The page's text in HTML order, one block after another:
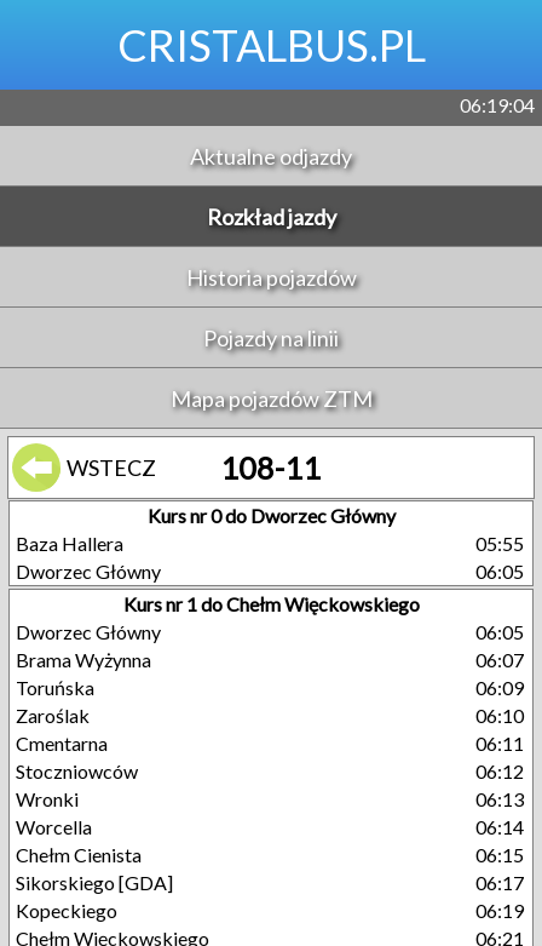
CRISTALBUS.PL
06:19:04
Aktualne odjazdy
Rozkład jazdy
Historia pojazdów
Pojazdy na linii
Mapa pojazdów ZTM
WSTECZ 108-11
Kurs nr 0 do Dworzec Główny
Baza Hallera
05:55
Dworzec Główny
06:05
Kurs nr 1 do Chełm Więckowskiego
Dworzec Główny
06:05
Brama Wyżynna
06:07
Toruńska
06:09
Zaroślak
06:10
Cmentarna
06:11
Stoczniowców
06:12
Wronki
06:13
Worcella
06:14
Chełm Cienista
06:15
Sikorskiego [GDA]
06:17
Kopeckiego
06:19
Chełm Więckowskiego
06:21